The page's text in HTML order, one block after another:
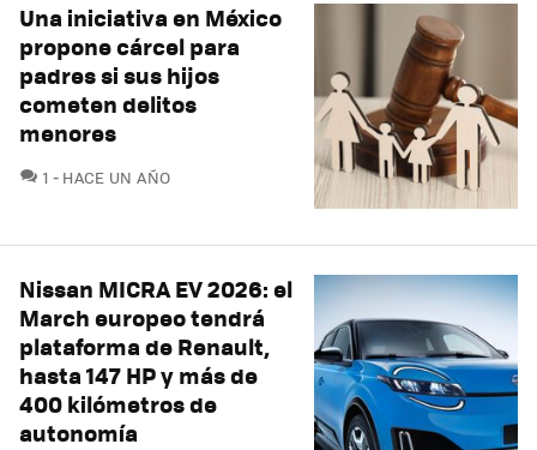
Una iniciativa en México
propone cárcel para
padres si sus hijos
cometen delitos
menores
1 COMENTARIOS
HACE UN AÑO
Nissan MICRA EV 2026: el
March europeo tendrá
plataforma de Renault,
hasta 147 HP y más de
400 kilómetros de
autonomía